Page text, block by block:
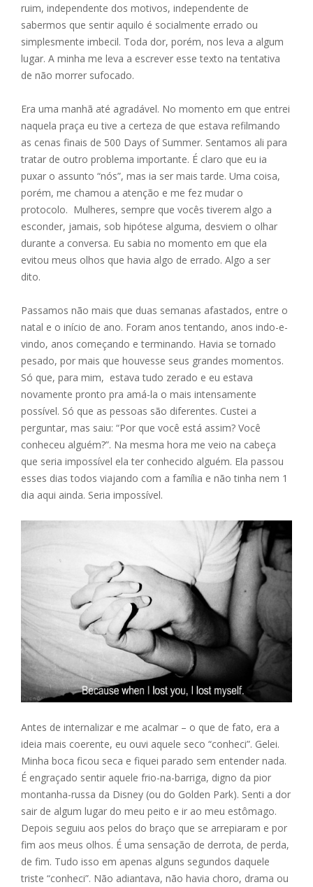
ruim, independente dos motivos, independente de
sabermos que sentir aquilo é socialmente errado ou
simplesmente imbecil. Toda dor, porém, nos leva a algum
lugar. A minha me leva a escrever esse texto na tentativa
de não morrer sufocado.
Era uma manhã até agradável. No momento em que entrei
naquela praça eu tive a certeza de que estava refilmando
as cenas finais de 500 Days of Summer. Sentamos ali para
tratar de outro problema importante. É claro que eu ia
puxar o assunto “nós”, mas ia ser mais tarde. Uma coisa,
porém, me chamou a atenção e me fez mudar o
protocolo. Mulheres, sempre que vocês tiverem algo a
esconder, jamais, sob hipótese alguma, desviem o olhar
durante a conversa. Eu sabia no momento em que ela
evitou meus olhos que havia algo de errado. Algo a ser
dito.
Passamos não mais que duas semanas afastados, entre o
natal e o início de ano. Foram anos tentando, anos indo-e-
vindo, anos começando e terminando. Havia se tornado
pesado, por mais que houvesse seus grandes momentos.
Só que, para mim, estava tudo zerado e eu estava
novamente pronto pra amá-la o mais intensamente
possível. Só que as pessoas são diferentes. Custei a
perguntar, mas saiu: “Por que você está assim? Você
conheceu alguém?”. Na mesma hora me veio na cabeça
que seria impossível ela ter conhecido alguém. Ela passou
esses dias todos viajando com a família e não tinha nem 1
dia aqui ainda. Seria impossível.
Antes de internalizar e me acalmar – o que de fato, era a
ideia mais coerente, eu ouvi aquele seco “conheci”. Gelei.
Minha boca ficou seca e fiquei parado sem entender nada.
É engraçado sentir aquele frio-na-barriga, digno da pior
montanha-russa da Disney (ou do Golden Park). Senti a dor
sair de algum lugar do meu peito e ir ao meu estômago.
Depois seguiu aos pelos do braço que se arrepiaram e por
fim aos meus olhos. É uma sensação de derrota, de perda,
de fim. Tudo isso em apenas alguns segundos daquele
triste “conheci”. Não adiantava, não havia choro, drama ou